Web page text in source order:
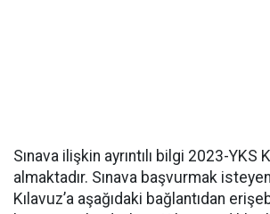
Sınava ilişkin ayrıntılı bilgi 2023-YKS
almaktadır. Sınava başvurmak
Kılavuz’a aşağıdaki bağlantıdan